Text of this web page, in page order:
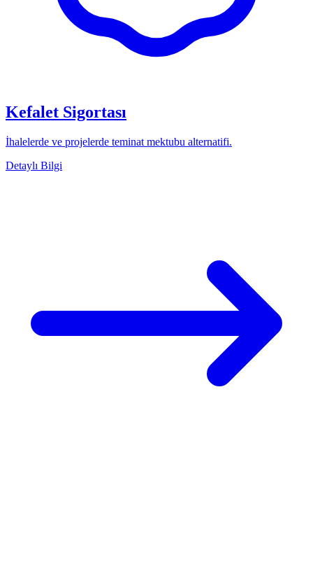
Kefalet Sigortası
İhalelerde ve projelerde teminat mektubu alternatifi.
Detaylı Bilgi